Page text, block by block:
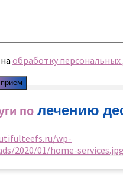
обработку
по лечению